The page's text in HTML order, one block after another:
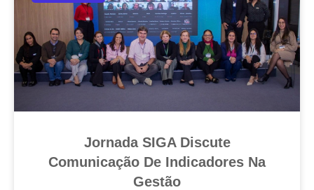
Jornada SIGA Discute
Comunicação De Indicadores Na
Gestão